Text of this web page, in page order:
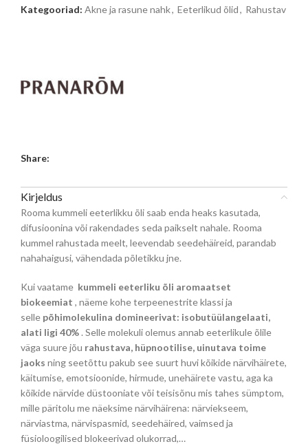
Kategooriad: Akne ja rasune nahk, Eeterlikud õlid, Rahustav
Share:
Kirjeldus
Rooma kummeli eeterlikku õli saab enda heaks kasutada,
difusioonina või rakendades seda paikselt nahale. Rooma
kummel rahustada meelt, leevendab seedehäireid, parandab
nahahaigusi, vähendada põletikku jne.
Kui vaatame kummeli eeterliku õli aromaatset
biokeemiat , näeme kohe terpeenestrite klassi ja
selle põhimolekulina domineerivat: isobutüülangelaati,
alati ligi 40% . Selle molekuli olemus annab eeterlikule õlile
väga suure jõu rahustava, hüpnootilise, uinutava toime
jaoks ning seetõttu pakub see suurt huvi kõikide närvihäirete,
käitumise, emotsioonide, hirmude, unehäirete vastu, aga ka
kõikide närvide düstooniate või teisisõnu mis tahes sümptom,
mille päritolu me näeksime närvihäirena: närviekseem,
närviastma, närvispasmid, seedehäired, vaimsed ja
füsioloogilised blokeerivad olukorrad,…